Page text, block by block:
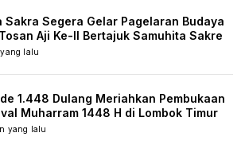
Sakra Segera Gelar Pagelaran Budaya
Aji Ke-II Bertajuk Samuhita Sakre
lalu
1.448 Dulang Meriahkan Pembukaan
Muharram 1448 H di Lombok Timur
yang lalu